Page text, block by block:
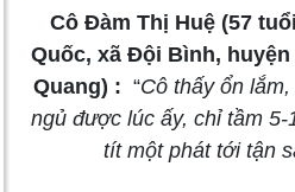
Cô Đàm Thị Huệ (57
Quốc, xã Đội Bình,
Quang) : “Cô thấy ổn
ngủ được lúc ấy, chỉ tầm 5-
tít một phát tới tận